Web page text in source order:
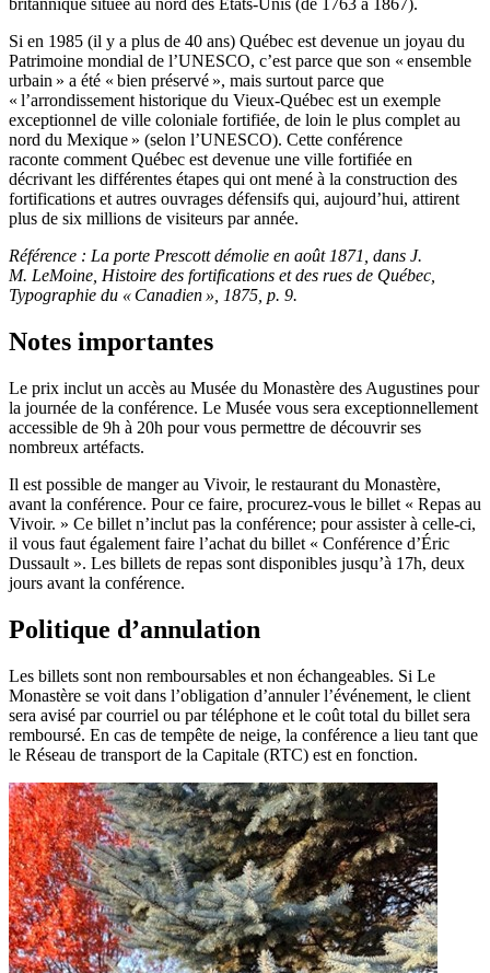
britannique située au nord des États-Unis (de 1763 à 1867).
Si en 1985 (il y a plus de 40 ans) Québec est devenue un joyau du
Patrimoine mondial de l’UNESCO, c’est parce que son « ensemble
urbain » a été « bien préservé », mais surtout parce que
« l’arrondissement historique du Vieux-Québec est un exemple
exceptionnel de ville coloniale fortifiée, de loin le plus complet au
nord du Mexique » (selon l’UNESCO). Cette conférence
raconte comment Québec est devenue une ville fortifiée en
décrivant les différentes étapes qui ont mené à la construction des
fortifications et autres ouvrages défensifs qui, aujourd’hui, attirent
plus de six millions de visiteurs par année.
Référence : La porte Prescott démolie en août 1871, dans J.
M. LeMoine Histoire des fortifications et des rues de Québec
Typographie du « Canadien », 1875, p. 9.
Notes importantes
Le prix inclut un accès au Musée du Monastère des Augustines pour
la journée de la conférence. Le Musée vous sera exceptionnellement
accessible de 9h à 20h pour vous permettre de découvrir ses
nombreux artéfacts.
Il est possible de manger au Vivoir, le restaurant du Monastère,
avant la conférence. Pour ce faire, procurez-vous le billet « Repas au
Vivoir. » Ce billet n’inclut pas la conférence; pour assister à celle-ci,
il vous faut également faire l’achat du billet « Conférence d’Éric
Dussault ». Les billets de repas sont disponibles jusqu’à 17h, deux
jours avant la conférence.
Politique d’annulation
Les billets sont non remboursables et non échangeables. Si Le
Monastère se voit dans l’obligation d’annuler l’événement, le client
sera avisé par courriel ou par téléphone et le coût total du billet sera
remboursé. En cas de tempête de neige, la conférence a lieu tant que
le Réseau de transport de la Capitale (RTC) est en fonction.